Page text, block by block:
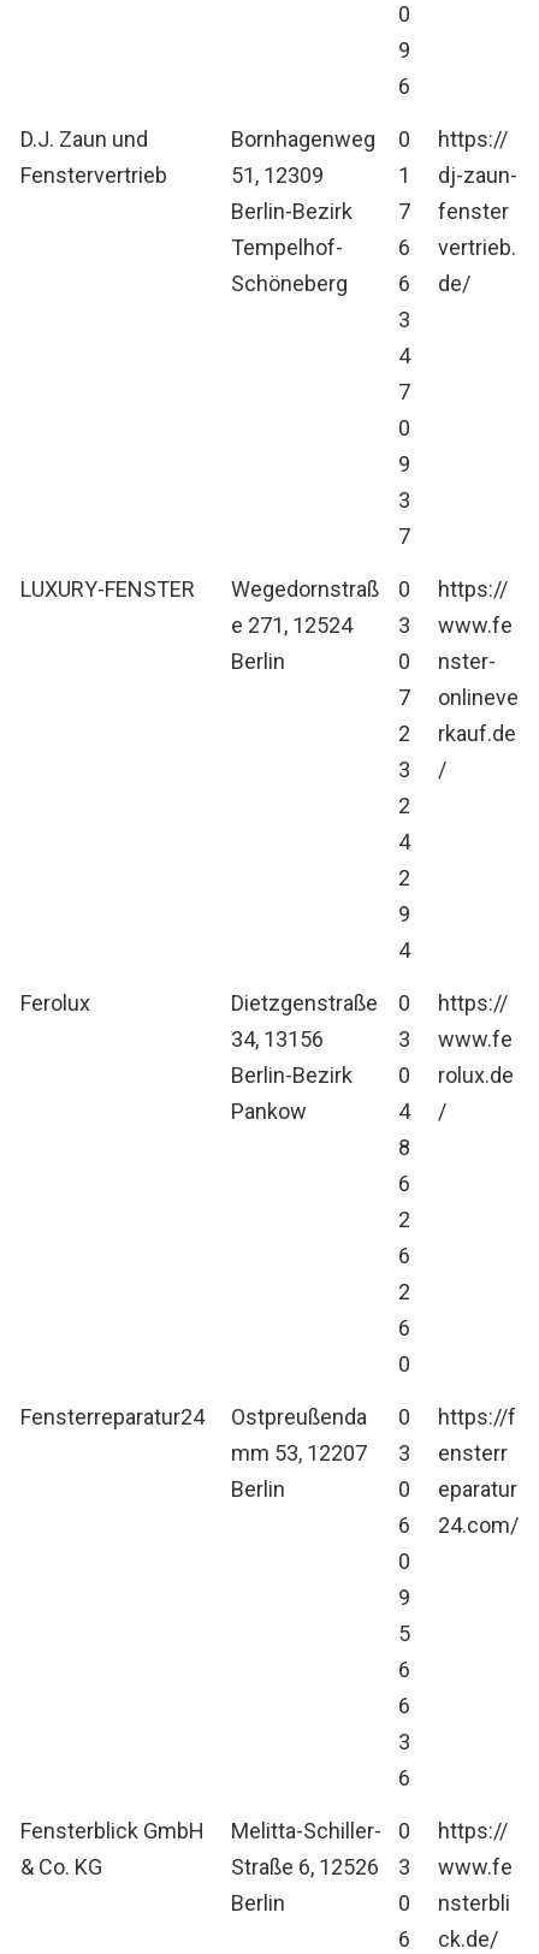
0
9
6
D.J. Zaun und
Fenstervertrieb
Bornhagenweg
51, 12309
Berlin-Bezirk
Tempelhof-
Schöneberg
0
1
7
6
6
3
4
7
0
9
3
7
https://
dj-zaun-
fenster
vertrieb.
de/
LUXURY-FENSTER
Wegedornstraß
e 271, 12524
Berlin
0
3
0
7
2
3
2
4
2
9
4
https://
www.fe
nster-
onlineve
rkauf.de
/
Ferolux
Dietzgenstraße
34, 13156
Berlin-Bezirk
Pankow
0
3
0
4
8
6
2
6
2
6
0
https://
www.fe
rolux.de
/
Fensterreparatur24
Ostpreußenda
mm 53, 12207
Berlin
0
3
0
6
0
9
5
6
6
3
6
https://f
ensterr
eparatur
24.com/
Fensterblick GmbH
& Co. KG
Melitta-Schiller-
Straße 6, 12526
Berlin
0
3
0
6
https://
www.fe
nsterbli
ck.de/